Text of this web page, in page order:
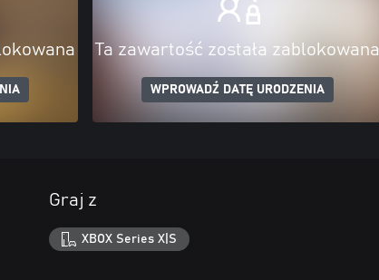
Ta zawartość została zablokowana
WPROWADŹ DATĘ URODZENIA
Graj z
XBOX Series X|S